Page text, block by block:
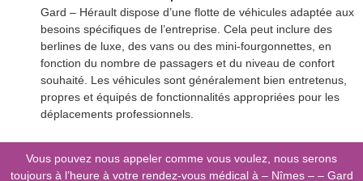
Gard – Hérault dispose d’une flotte de véhicules adaptée aux
besoins spécifiques de l’entreprise. Cela peut inclure des
berlines de luxe, des vans ou des mini-fourgonnettes, en
fonction du nombre de passagers et du niveau de confort
souhaité. Les véhicules sont généralement bien entretenus,
propres et équipés de fonctionnalités appropriées pour les
déplacements professionnels.
Vous pouvez nous appeler comme vous voulez, nous serons
toujours à l’heure à votre rendez-vous médical à – Nîmes – – Gard